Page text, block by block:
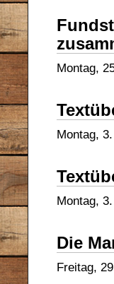
Montag,
Montag,
Montag,
Die
Freitag,